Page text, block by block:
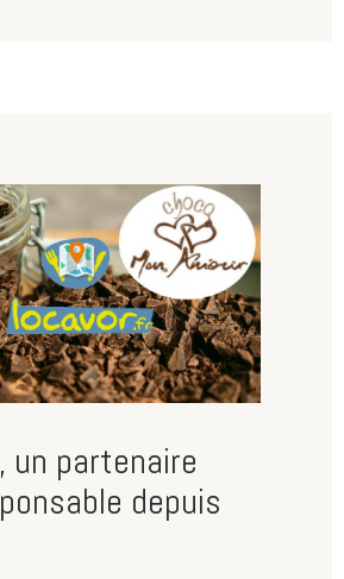
un partenaire
depuis